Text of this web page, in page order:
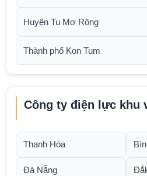
Huyện Tu Mơ Rông
Thành phố Kon Tum
Công ty điện lực khu
Thanh Hóa
Đà Nẵng